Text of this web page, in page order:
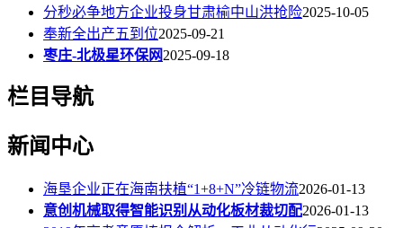
分秒必争地方企业投身甘肃榆中山洪抢险2025-10-05
奉新全出产五到位2025-09-21
枣庄-北极星环保网2025-09-18
栏目导航
新闻中心
海垦企业正在海南扶植“1+8+N”冷链物流2026-01-13
意创机械取得智能识别从动化板材裁切配2026-01-13